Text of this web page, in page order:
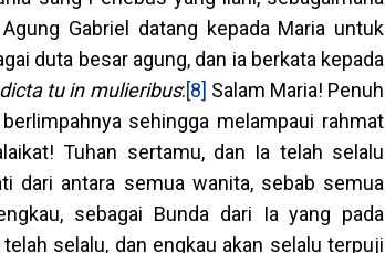
Gabriel datang kepada Maria untuk
duta besar agung, dan ia berkata kepada
tu in mulieribus:[8] Salam Maria! Penuh
sehingga melampaui rahmat
Tuhan sertamu, dan Ia telah selalu
dari antara semua wanita, sebab semua
sebagai Bunda dari Ia yang pada
selalu, dan engkau akan selalu terpuji